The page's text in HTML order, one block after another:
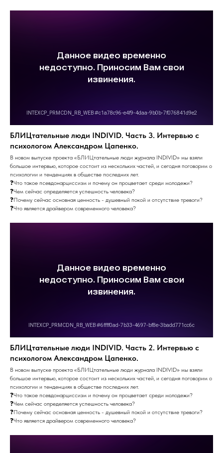
БЛИЦтательные люди INDIVID. Часть 3. Интервью с
психологом Александром Цапенко.
В новом выпуске проекта «БЛИЦтательные люди журнала INDIVID» мы взяли
большое интервью, которое состоит из нескольких частей, и сегодня поговорим о
психологии и тенденциях в обществе последних лет.
❓Что такое псевдонарциссизм и почему он процветает среди молодежи?
❓Чем сейчас определяется успешность человека?
❓Почему сейчас основная ценность - душевный покой и отсутствие тревоги?
❓Что является драйвером современного человека?
БЛИЦтательные люди INDIVID. Часть 2. Интервью с
психологом Александром Цапенко.
В новом выпуске проекта «БЛИЦтательные люди журнала INDIVID» мы взяли
большое интервью, которое состоит из нескольких частей, и сегодня поговорим о
психологии и тенденциях в обществе последних лет.
❓Что такое псевдонарциссизм и почему он процветает среди молодежи?
❓Чем сейчас определяется успешность человека?
❓Почему сейчас основная ценность - душевный покой и отсутствие тревоги?
❓Что является драйвером современного человека?